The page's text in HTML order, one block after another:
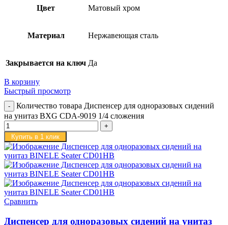
Цвет Матовый хром
Материал Нержавеющая сталь
Закрывается на ключ Да
В корзину
Быстрый просмотр
Количество товара Диспенсер для одноразовых сидений
на унитаз BXG CDA-9019 1/4 сложения
Купить в 1 клик
Сравнить
Диспенсер для одноразовых сидений на унитаз